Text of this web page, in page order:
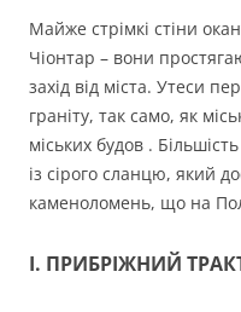
Майже стрімкі стіни
Чіонтар – вони
захід від міста. Утеси
граніту, так само, як
міських будов .
із сірого сланцю, який
каменоломень, що на
I. ПРИБРІЖНИЙ